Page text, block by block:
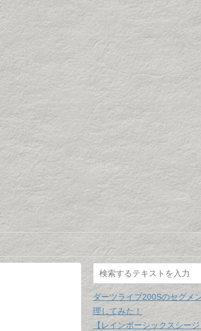
ダーツライブ200Sのセグメ
理してみた！
【レインボーシックスシー